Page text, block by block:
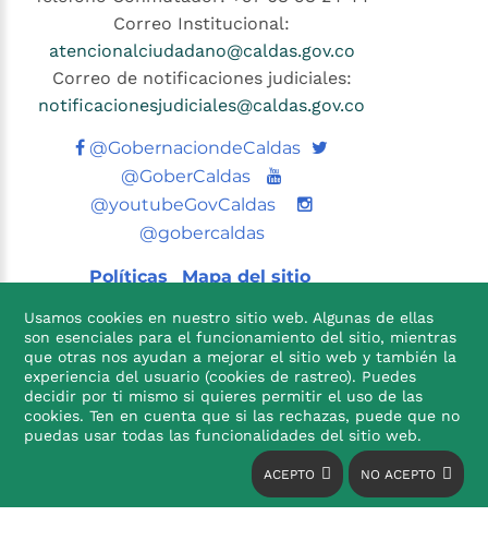
Correo Institucional:
atencionalciudadano@caldas.gov.co
Correo de notificaciones judiciales:
notificacionesjudiciales@caldas.gov.co
@GobernaciondeCaldas Twitter
@GoberCaldas
Youtube
@youtubeGovCaldas
@gobercaldas
Políticas Mapa del sitio

Usamos cookies en nuestro sitio web. Algunas de ellas
son esenciales para el funcionamiento del sitio, mientras
que otras nos ayudan a mejorar el sitio web y también la
experiencia del usuario (cookies de rastreo). Puedes
decidir por ti mismo si quieres permitir el uso de las
cookies. Ten en cuenta que si las rechazas, puede que no
puedas usar todas las funcionalidades del sitio web.
ACEPTO NO ACEPTO